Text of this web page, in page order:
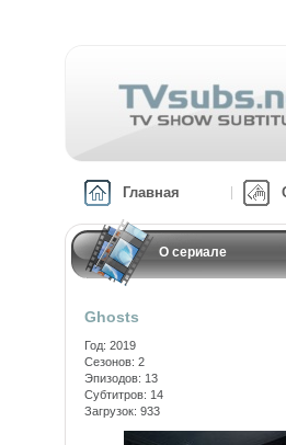
Главная
О сериале
Ghosts
Год: 2019
Сезонов: 2
Эпизодов: 13
Субтитров: 14
Загрузок: 933